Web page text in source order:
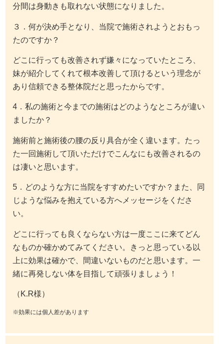
分間は身動きも取れない状態になりました。
３．何が決め手となり、当院で施術されようとおもっ
たのですか？
どこに行っても改善されず嫌々になっていたところ、
妹が紹介してくれて根本改善して頂けるという理念が
あり信頼できる整体院だと思ったからです。
4．私の施術と今までの施術はどのようなところが違い
ましたか？
施術前と施術後の腰の反り具合が全く違います。たっ
た一回施術して頂いただけでこんなにも改善されるの
は凄いと思います。
5．どのような方に当院をすすめたいですか？また、同
じような悩みを抱えている方へメッセージをくださ
い。
どこに行っても良くならない方は一度ここに来てどん
なものか確かめてみてください。きっと思っている以
上に効果は確かで、間違いないものだと思います。一
緒に再発しない体を目指して頑張りましょう！
（K.R様）
※効果には個人差があります